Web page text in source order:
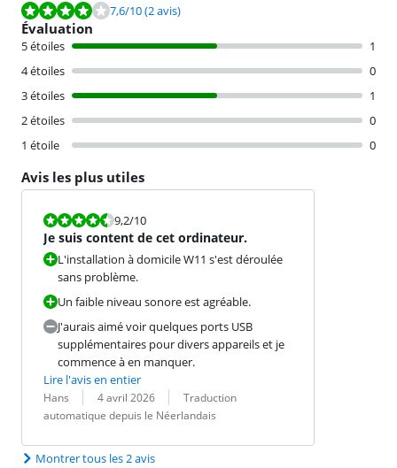
La note est de 7,6 sur 10, basée sur 2 avis.
7,6/10(2 avis)
Évaluation
5 étoiles
1
4 étoiles
0
3 étoiles
1
2 étoiles
0
1 étoile
0
Avis les plus utiles
La note est 9,2 sur 10.
9,2/10
Je suis content de cet ordinateur.
L'installation à domicile W11 s'est déroulée
sans problème.
Un faible niveau sonore est agréable.
J'aurais aimé voir quelques ports USB
supplémentaires pour divers appareils et je
commence à en manquer.
Lire l'avis en entier
Évaluation par :
Hans
Date : 4 avril 2026
Traduction :
Traduction
automatique depuis le Néerlandais
Montrer tous les 2 avis